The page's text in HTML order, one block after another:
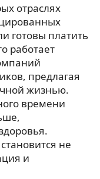
отраслях
готовы платить
работает
предлагая
жизнью.
времени
не
и